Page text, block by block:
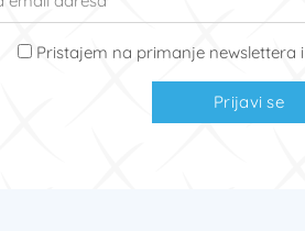
Pristajem na primanje newslettera
Prijavi se